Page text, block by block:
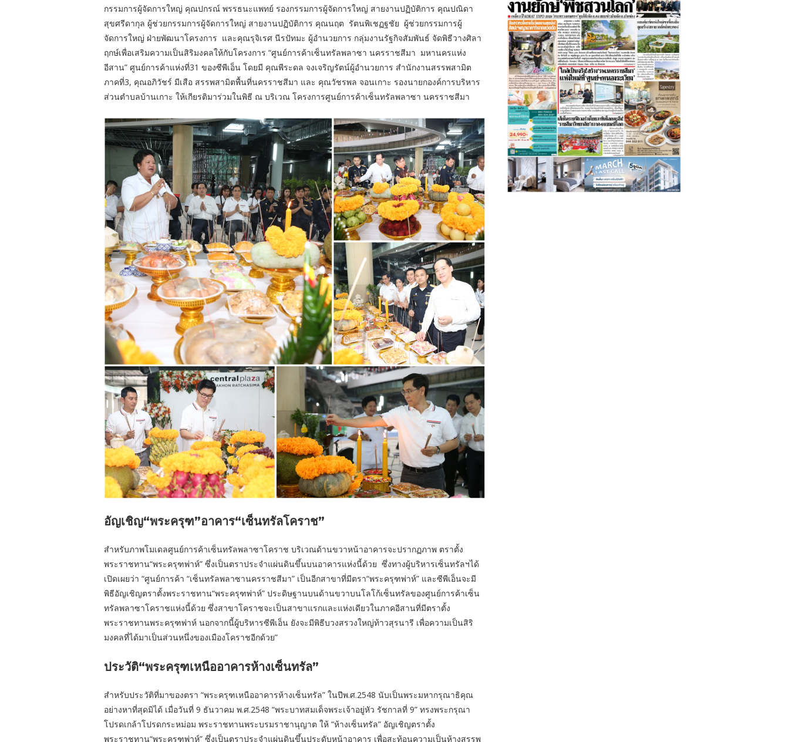
กรรมการผู้จัดการใหญ่ คุณปกรณ์ พรรธนะแพทย์ รองกรรมการผู้จัดการใหญ่ สายงานปฏิบัติการ คุณปณิดา
สุขศรีดากุล ผู้ช่วยกรรมการผู้จัดการใหญ่ สายงานปฏิบัติการ คุณนฤต รัตนพิเชฏฐชัย ผู้ช่วยกรรมการผู้
จัดการใหญ่ ฝ่ายพัฒนาโครงการ และคุณรุจิเรศ นีรปัทมะ ผู้อำนวยการ กลุ่มงานรัฐกิจสัมพันธ์ จัดพิธีวางศิลา
ฤกษ์เพื่อเสริมความเป็นสิริมงคลให้กับโครงการ “ศูนย์การค้าเซ็นทรัลพลาซา นครราชสีมา มหานครแห่ง
อีสาน” ศูนย์การค้าแห่งที่31 ของซีพีเอ็น โดยมี คุณพีระดล จงเจริญรัตน์ผู้อำนวยการ สำนักงานสรรพสามิต
ภาคที่3, คุณอภิวัชร์ มีเสือ สรรพสามิตพื้นที่นครราชสีมา และ คุณวัชรพล จอนเกาะ รองนายกองค์การบริหาร
ส่วนตำบลบ้านเกาะ ให้เกียรติมาร่วมในพิธี ณ บริเวณ โครงการศูนย์การค้าเซ็นทรัลพลาซา นครราชสีมา
อัญเชิญ“พระครุฑ”อาคาร“เซ็นทรัลโคราช”
สำหรับภาพโมเดลศูนย์การค้าเซ็นทรัลพลาซาโคราช บริเวณด้านขวาหน้าอาคารจะปรากฏภาพ ตราตั้ง
พระราชทาน“พระครุฑพ่าห์” ซึ่งเป็นตราประจำแผ่นดินขึ้นบนอาคารแห่งนี้ด้วย ซึ่งทางผู้บริหารเซ็นทรัลฯได้
เปิดเผยว่า “ศูนย์การค้า “เซ็นทรัลพลาซานครราชสีมา” เป็นอีกสาขาที่มีตรา“พระครุฑพ่าห์” และซีพีเอ็นจะมี
พิธีอัญเชิญตราตั้งพระราชทาน“พระครุฑพ่าห์” ประดิษฐานบนด้านขวาบนโลโก้เซ็นทรัลของศูนย์การค้าเซ็น
ทรัลพลาซาโคราชแห่งนี้ด้วย ซึ่งสาขาโคราชจะเป็นสาขาแรกและแห่งเดียวในภาคอีสานที่มีตราตั้ง
พระราชทานพระครุฑพ่าห์ นอกจากนี้ผู้บริหารซีพีเอ็น ยังจะมีพิธีบวงสรวงใหญ่ท้าวสุรนารี เพื่อความเป็นสิริ
มงคลที่ได้มาเป็นส่วนหนึ่งของเมืองโคราชอีกด้วย”
ประวัติ“พระครุฑเหนืออาคารห้างเซ็นทรัล”
สำหรับประวัติที่มาของตรา “พระครุฑเหนืออาคารห้างเซ็นทรัล” ในปีพ.ศ.2548 นับเป็นพระมหากรุณาธิคุณ
อย่างหาที่สุดมิได้ เมื่อวันที่ 9 ธันวาคม พ.ศ.2548 “พระบาทสมเด็จพระเจ้าอยู่หัว รัชกาลที่ 9” ทรงพระกรุณา
โปรดเกล้าโปรดกระหม่อม พระราชทานพระบรมราชานุญาต ให้ “ห้างเซ็นทรัล” อัญเชิญตราตั้ง
พระราชทาน“พระครุฑพ่าห์” ซึ่งเป็นตราประจำแผ่นดินขึ้นประดับหน้าอาคาร เพื่อสะท้อนความเป็นห้างสรรพ